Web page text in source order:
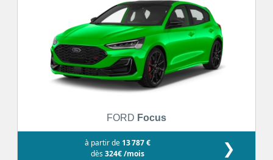
FORD Focus
à partir de 13 787 €
dès324€ /mois ❯